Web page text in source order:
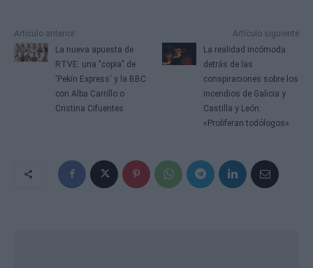
Artículo anterior
La nueva apuesta de
RTVE: una "copia" de
'Pekín Express' y la BBC
con Alba Carrillo o
Cristina Cifuentes
Artículo siguiente
La realidad incómoda
detrás de las
conspiraciones sobre los
incendios de Galicia y
Castilla y León:
«Proliferan todólogos»